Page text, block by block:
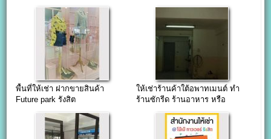
ย่านรังสิต
พื้นที่ให้เช่า ฝากขายสินค้า
Future park รังสิต
ให้เช่าร้านค้าใต้อพาทเมนต์ ทำ
ร้านซักรีด ร้านอาหาร หรือ